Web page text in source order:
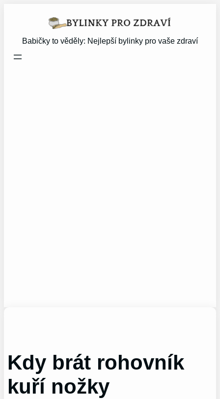
Babičky to věděly: Nejlepší bylinky pro vaše zdraví
Kdy brát rohovník
kuří nožky